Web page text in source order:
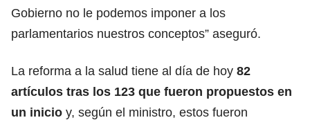
Gobierno no le podemos imponer a los
parlamentarios nuestros conceptos” aseguró.
La reforma a la salud tiene al día de hoy 82
artículos tras los 123 que fueron propuestos en
un inicio y, según el ministro, estos fueron